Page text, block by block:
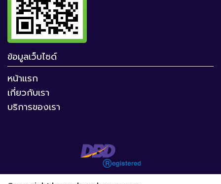
ข้อมูลเว็บไซด์
หน้าแรก
เกี่ยวกับเรา
บริการของเรา